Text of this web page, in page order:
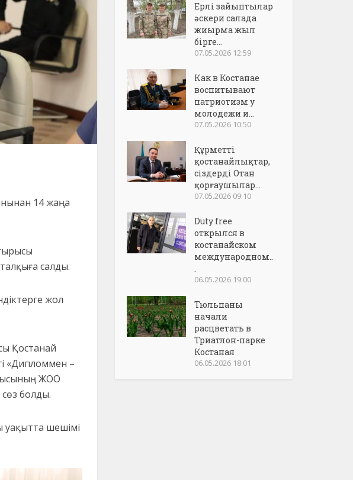
14 жаңа
салды.
жол
Қостанай
«Дипломмен –
ЖОО
болды.
уақытта шешімі
Ерлі зайыптылар
әскери салада
жиырма жыл
бірге...
07.05.2026 12:59
Как в Костанае
воспитывают
патриотизм у
молодежи и...
07.05.2026 10:50
Құрметті
қостанайлықтар,
сіздерді Отан
қорғаушылар...
07.05.2026 09:10
Duty free
открылся в
костанайском
международном..
.
06.05.2026 19:00
Тюльпаны
начали
расцветать в
Триатлон-парке
Костаная
06.05.2026 18:01